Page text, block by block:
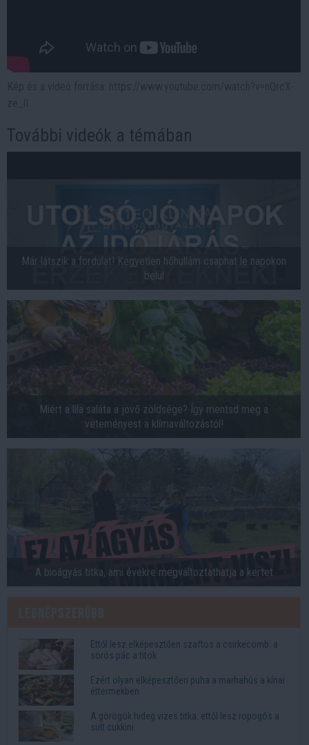
További videók a témában
Már látszik a fordulat! Kegyetlen hőhullám csaphat le napokon
belül
Miért a lila saláta a jövő zöldsége? Így mentsd meg a
veteményest a klímaváltozástól!
A bioágyás titka, ami évekre megváltoztathatja a kertet
Ettől lesz elképesztően szaftos a csirkecomb: a
sörös pác a titok
Ezért olyan elképesztően puha a marhahús a kínai
éttermekben
A görögök hideg vizes titka: ettől lesz ropogós a
sült cukkini